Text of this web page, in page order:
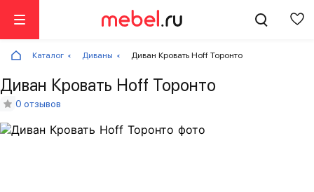
Каталог Диваны Диван Кровать Hoff Торонто
Диван Кровать Hoff Торонто
0 отзывов